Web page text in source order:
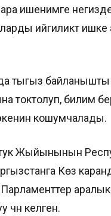
ишенимге
ийгиликтүү
байланышты
токтолуп, билим
кошумчалады.
Жыйынынын
Көз
Парламенттер
келген.